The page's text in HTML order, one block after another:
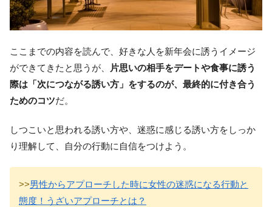
ここまでの内容を読んで、好きな人を新年会に誘うイメージ
ができてきたと思うが、
片思いの相手をデートや食事に誘う
際は「次につながる誘い方」をするのが、最終的に付き合う
ためのコツだ。
しつこいと思われる誘い方や、迷惑に感じる誘い方をしっか
り理解して、自分の行動に自信をつけよう。
>>男性からアプローチした時に女性の迷惑になる行動と
態度！うざいアプローチとは？